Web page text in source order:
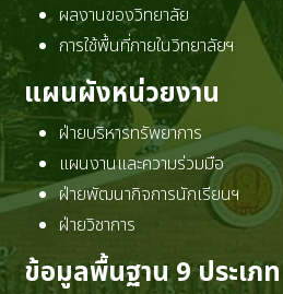
ผลงานของวิทยาลัย
การใช้พื้นที่ภายในวิทยาลัยฯ
แผนผังหน่วยงาน
ฝ่ายบริหารทรัพยาการ
แผนงานและความร่วมมือ
ฝ่ายพัฒนากิจการนักเรียนฯ
ฝ่ายวิชาการ
ข้อมูลพื้นฐาน 9 ประเภท